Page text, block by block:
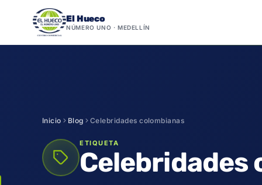
El Hueco
NÚMERO UNO · MEDELLÍN
Inicio Blog Celebridades colombianas
ETIQUETA
Celebridades